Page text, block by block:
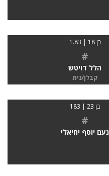
בן 18 | 1.83
#
הלל דויטש
קבלן/נית
בן 23 | 183
#
נעם יוסף יחיאלי